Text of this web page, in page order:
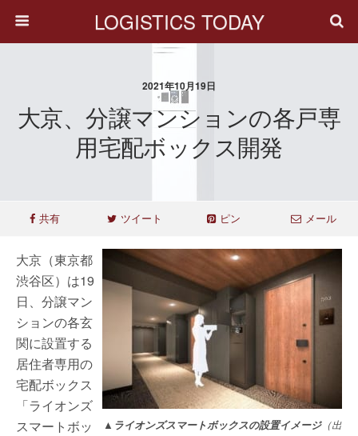
LOGISTICS TODAY
2021年10月19日
大京、分譲マンションの各戸専
用宅配ボックス開発
共有 ツイート ピン メール
▲ライオンズスマートボックスの設置イメージ（出
大京（東京都
渋谷区）は19
日、分譲マン
ションの各玄
関に設置する
居住者専用の
宅配ボックス
「ライオンズ
スマートボッ